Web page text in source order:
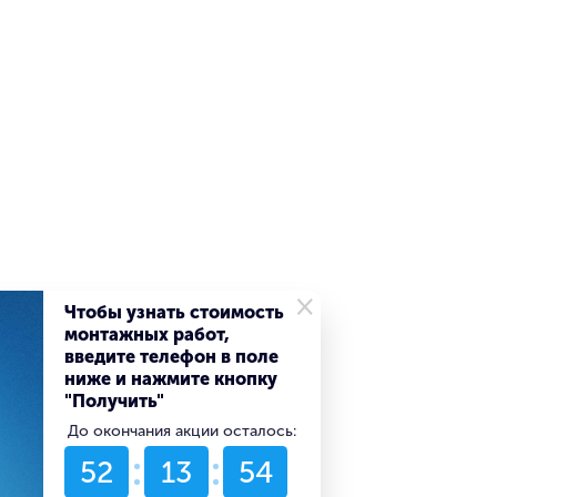
×
Чтобы узнать стоимость
монтажных работ,
введите телефон в поле
ниже и нажмите кнопку
"Получить"
До окончания акции осталось:
52 13 54